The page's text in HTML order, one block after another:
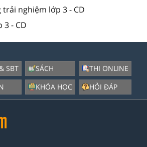
nghiệm lớp 3 - CD
3 - CD
SBT
SÁCH
KHÓA HỌC
THI ONLINE
HỎI ĐÁP